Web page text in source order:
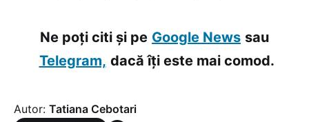
Ne poți citi și pe Google News sau
Telegram, dacă îți este mai comod.
Autor: Tatiana Cebotari